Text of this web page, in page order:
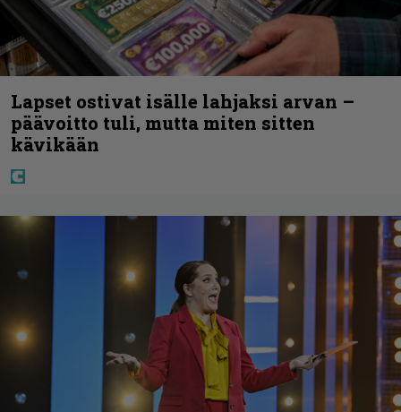
Lapset ostivat isälle lahjaksi arvan –
päävoitto tuli, mutta miten sitten
kävikään